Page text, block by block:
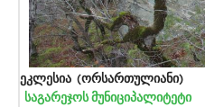
ეკლესია (ორსართულიანი)
საგარეჯოს მუნიციპალიტეტი